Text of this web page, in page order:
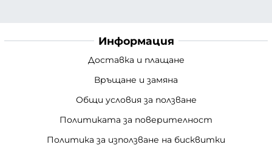
Информация
Доставка и плащане
Връщане и замяна
Общи условия за ползване
Политиката за поверителност
Политика за използване на бисквитки